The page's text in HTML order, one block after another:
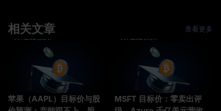
放出强烈的机构兴趣信号。 此次
首秀。SK海力士已经是全球AI内
存供应链中最关键的供应商之
一。对于市场而言，核心问题在
于，在AI基础
相关文章 查看更多
苹果（AAPL）目标价与股
MSFT 目标价：零卖出评